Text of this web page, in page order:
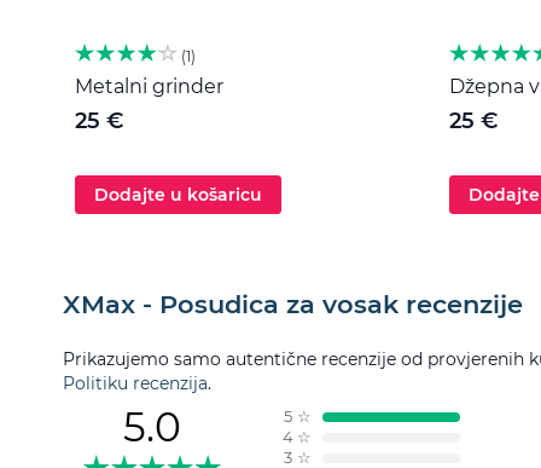
1
Metalni grinder
25 €
Dodajte u košaricu
Džepna
25 €
XMax - Posudica za vosak recenzije
Prikazujemo samo autentične recenzije od provjerenih
Politiku recenzija.
5.0 5 ☆
4 ☆
3 ☆